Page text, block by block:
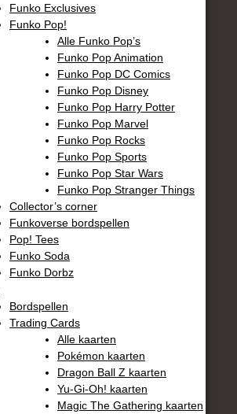
Funko Exclusives
Funko Pop!
Alle Funko Pop’s
Funko Pop Animation
Funko Pop DC Comics
Funko Pop Disney
Funko Pop Harry Potter
Funko Pop Marvel
Funko Pop Rocks
Funko Pop Sports
Funko Pop Star Wars
Funko Pop Stranger Things
Collector’s corner
Funkoverse bordspellen
Pop! Tees
Funko Soda
Funko Dorbz
Bordspellen
Trading Cards
Alle kaarten
Pokémon kaarten
Dragon Ball Z kaarten
Yu-Gi-Oh! kaarten
Magic The Gathering kaarten